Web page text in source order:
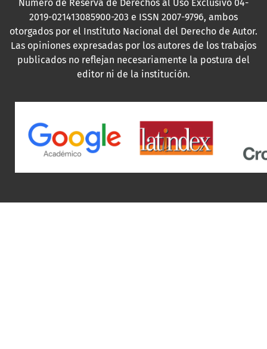
Número de Reserva de Derechos al Uso Exclusivo 04-
2019-021413085900-203 e ISSN 2007-9796, ambos
otorgados por el Instituto Nacional del Derecho de Autor.
Las opiniones expresadas por los autores de los trabajos
publicados no reflejan necesariamente la postura del
editor ni de la institución.